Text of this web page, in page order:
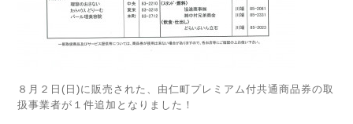
８月２日(日)に販売された、由仁町プレミアム付共通商品券の取
扱事業者が１件追加となりました！